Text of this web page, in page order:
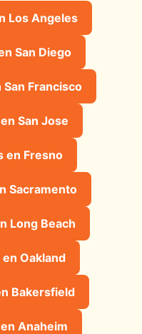
Los Angeles
San Diego
Francisco
San Jose
en Fresno
Sacramento
Long Beach
Oakland
Bakersfield
Anaheim